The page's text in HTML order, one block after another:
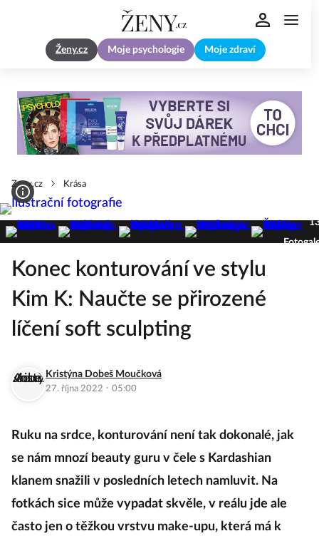
Ženy.cz Moje psychologie Moje zdraví
Zeny.cz Krása
Konec konturování ve stylu
Kim K: Naučte se přirozené
líčení soft sculpting
Kristýna Dobeš Moučková
27. října 2022 · 05:00
Ruku na srdce, konturování není tak dokonalé, jak
se nám mnozí beauty guru v čele s Kardashian
klanem snažili v posledních letech namluvit. Na
fotkách sice může vypadat skvěle, v reálu jde ale
často jen o těžkou vrstvu make-upu, která má k